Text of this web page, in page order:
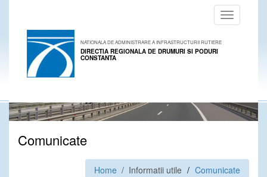
Toggle
navigation
NATIONALA DE ADMINISTRARE A INFRASTRUCTURII RUTIERE
DIRECTIA REGIONALA DE DRUMURI SI PODURI
CONSTANTA
Comunicate
Home / Informatii utile Comunicate